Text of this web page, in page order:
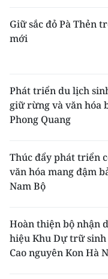
Chơi: Trẻ em
trận giả, thi
Giữ sắc đỏ Pà Thẻn
mới
Phát triển du lịch
giữ rừng và văn hóa
Phong Quang
Thúc đẩy phát triển
văn hóa mang đậm
Nam Bộ
Hoàn thiện bộ nhận
hiệu Khu Dự trữ
Cao nguyên Kon Hà